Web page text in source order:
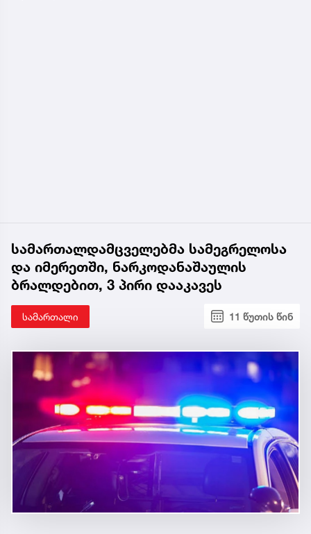
სამართალდამცველებმა სამეგრელოსა
და იმერეთში, ნარკოდანაშაულის
ბრალდებით, 3 პირი დააკავეს
სამართალი 11 წუთის წინ